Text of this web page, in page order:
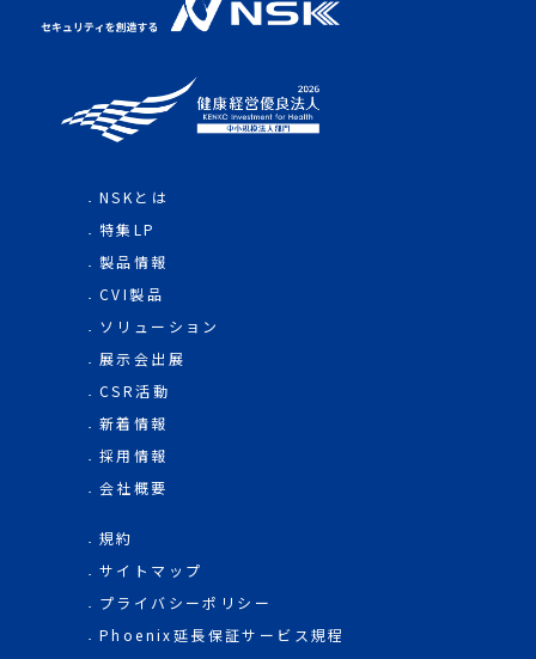
NSKとは
特集LP
製品情報
CVI製品
ソリューション
展示会出展
CSR活動
新着情報
採用情報
会社概要
規約
サイトマップ
プライバシーポリシー
Phoenix延長保証サービス規程